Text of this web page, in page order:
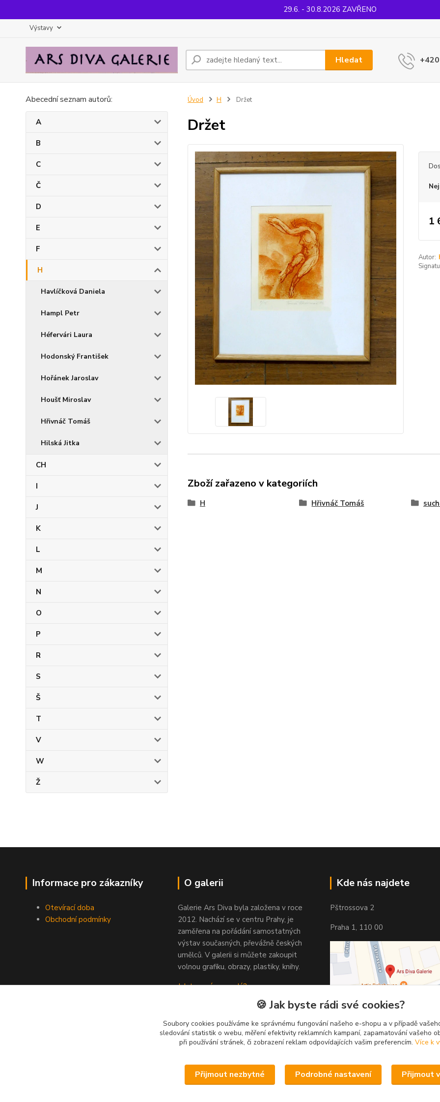
29.6. - 30.8.2026 ZAVŘENO
Výstavy
Hledat
Abecední seznam autorů:
A
B
C
Č
D
E
F
H
Havlíčková Daniela
Hampl Petr
Héfervári Laura
Hodonský František
Hořánek Jaroslav
Houšť Miroslav
Hřivnáč Tomáš
Hilská Jitka
CH
I
J
K
L
M
N
O
P
R
S
Š
T
V
W
Ž
Úvod H Držet
Držet
1
Autor:
Zboží zařazeno v kategoriích
H Hřivnáč Tomáš
Informace pro zákazníky
Otevírací doba
Obchodní podmínky
O galerii
Galerie Ars Diva byla založena v roce
2012. Nachází se v centru Prahy, je
zaměřena na pořádání samostatných
výstav současných, převážně českých
umělců. V galerii si můžete zakoupit
volnou grafiku, obrazy, plastiky, knihy.
Jak to u nás vypadá?
Kde nás najdete
Pštrossova 2
Praha 1, 110 00
🍪 Jak byste rádi své cookies?
Soubory cookies používáme ke správnému fungování našeho e-shopu a v případě
sledování statistik o webu, měření efektivity reklamních kampaní, zapamatování vašeho
při používání stránek, či zobrazení reklam odpovídajících vašim preferencím. Více k
Přijmout nezbytné Podrobné nastavení Přijmout